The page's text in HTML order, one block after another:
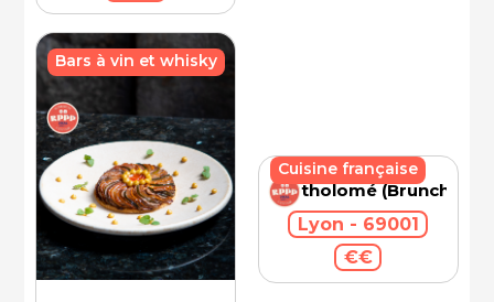
Bars à vin et whisky
Bartholomé (Brunch)
Lyon - 69001
€€
Cuisine française